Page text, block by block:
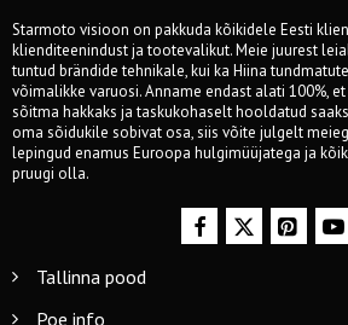
Starmoto visioon on pakkuda kõikidele Eesti
klienditeenindust ja tootevalikut. Meie juurest
tuntud brändide tehnikale, kui ka Hiina
võimalikke varuosi. Anname endast alati 100%,
sõitma hakkaks ja taskukohaselt hooldatud
oma sõidukile sobivat osa, siis võite julgelt
lepingud enamus Euroopa hulgimüüjatega ja
pruugi olla.
Tallinna pood
Poe info